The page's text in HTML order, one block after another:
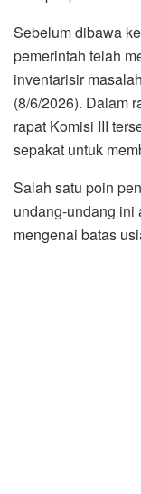
Sebelum dibawa
pemerintah telah
inventarisir
(8/6/2026). Dalam
rapat Komisi III
sepakat untuk
Salah satu poin
undang-undang ini
mengenai batas